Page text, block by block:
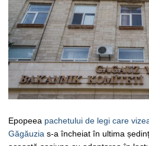
Epopeea pachetului de legi care
Găgăuzia s-a încheiat în ultima